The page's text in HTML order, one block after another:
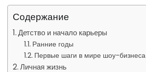
Содержание
Детство и начало карьеры
Ранние годы
Первые шаги в мире шоу-бизнеса
Личная жизнь